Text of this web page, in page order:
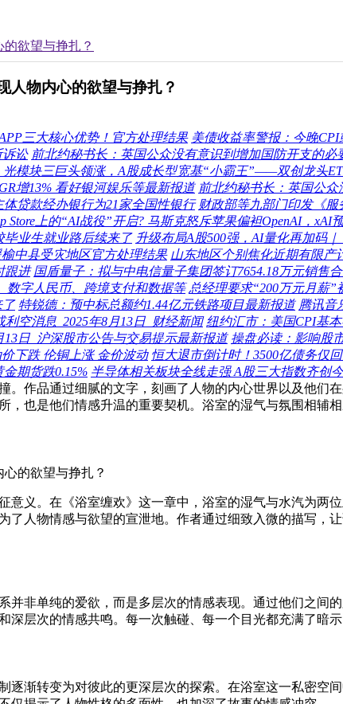
欲望与挣扎？
人物内心的欲望与挣扎？
三大核心优势！官方处理结果 美债收益率警报：今晚
诉讼 前北约秘书长：英国公众没有意识到增加国防开支的必
模块三巨头领涨，A股成长型宽基“小霸王”——双创龙头
增13% 看好银河娱乐等最新报道 前北约秘书长：英国公
贷款经办银行为21家全国性银行 财政部等九部门印发《
Store上的“AI战役”开启? 马斯克怒斥苹果偏袒OpenAI，xAI
毕业生就业路后续来了 升级布局A股500强，AI量化再加码
中县受灾地区官方处理结果 山东地区个别焦化近期有限产
跟进 国盾量子：拟与中电信量子集团签订7654.18万元销售
数字人民币、跨境支付和数据等 总经理要求“200万元月薪”
了 特锐德：预中标总额约1.44亿元铁路项目最新报道 腾讯音
空消息_2025年8月13日_财经新闻 纽约汇市：美国CPI基
13日_沪深股市公告与交易提示最新报道 操盘必读：影响股
下跌 伦铜上涨 金价波动 恒大退市倒计时！3500亿债务仅
期货跌0.15% 半导体相关板块全线走强 A股三大指数齐创
。作品通过细腻的文字，刻画了人物的内心世界以及他们
也是他们情感升温的重要契机。浴室的湿气与氛围相辅
意义。在《浴室缠欢》这一章中，浴室的湿气与水汽为两
了人物情感与欲望的宣泄地。作者通过细致入微的描写，
并非单纯的爱欲，而是多层次的情感表现。通过他们之间
层次的情感共鸣。每一次触碰、每一个目光都充满了暗
逐渐转变为对彼此的更深层次的探索。在浴室这一私密空